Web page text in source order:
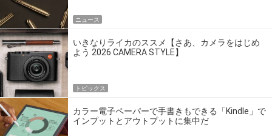
ニュース
いきなりライカのススメ【さあ、カメラをはじめ
よう 2026 CAMERA STYLE】
トピックス
カラー電子ペーパーで手書きもできる「Kindle」で
インプットとアウトプットに集中だ